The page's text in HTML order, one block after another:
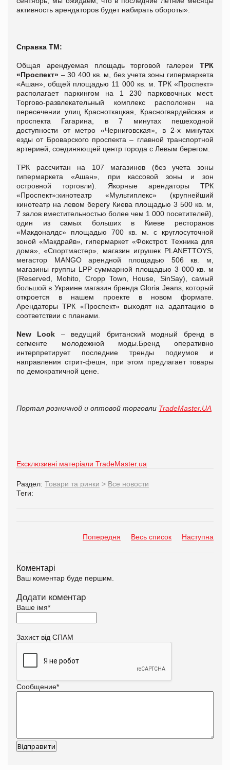
активность арендаторов будет набирать обороты».
Справка ТМ:
Общая арендуемая площадь торговой галереи ТРК
«Проспект» – 30 400 кв. м, без учета зоны гипермаркета
«Ашан», общей площадью 11 000 кв. м. ТРК «Проспект»
располагает паркингом на 1 230 парковочных мест.
Торгово-развлекательный комплекс расположен на
пересечении улиц Красноткацкая, Красногвардейская и
проспекта Гагарина, в 7 минутах пешеходной
доступности от метро «Черниговская», в 2-х минутах
езды от Броварского проспекта – главной транспортной
артерией, соединяющей центр города с Левым берегом.
ТРК рассчитан на 107 магазинов (без учета зоны
гипермаркета «Ашан», при кассовой зоны и зон
островной торговли). Якорные арендаторы ТРК
«Проспект»:кинотеатр «Мультиплекс» (крупнейший
кинотеатр на левом берегу Киева площадью 3 500 кв. м,
7 залов вместительностью более чем 1 000 посетителей),
один из самых больших в Киеве ресторанов
«Макдоналдс» площадью 700 кв. м. с круглосуточной
зоной «Макдрайв», гипермаркет «Фокстрот. Техника для
дома», «Спортмастер», магазин игрушек PLANETTOYS,
мегастор MANGO арендной площадью 506 кв. м,
магазины группы LPP суммарной площадью 3 000 кв. м
(Reserved, Mohito, Cropp Town, House, SinSay), самый
большой в Украине магазин бренда Gloria Jeans, который
откроется в нашем проекте в новом формате.
Арендаторы ТРК «Проспект» выходят на адаптацию в
соответствии с планами.
New Look – ведущий британский модный бренд в
сегменте молодежной моды.Бренд оперативно
интерпретирует последние тренды подиумов и
направления стрит-фешн, при этом предлагает товары
по демократичной цене.
Портал розничной и оптовой торговли TradeMaster.UA
Ексклюзивні матеріали TradeMaster.ua
Раздел: Товари та ринки > Все новости
Теги:
Попередня Весь список Наступна
Коментарі
Ваш коментар буде першим.
Додати коментар
Ваше імя*
Захист від СПАМ
Сообщение*